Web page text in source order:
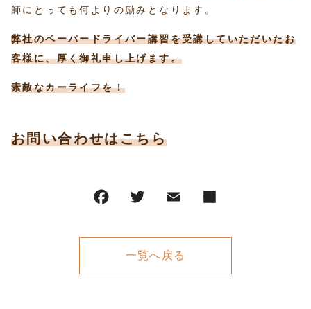
師にとっても何よりの励みとなります。
弊社のペーパードライバー講習を受講していただいたお
客様に、厚く御礼申し上げます。
素敵なカーライフを！
お問い合わせはこちら
一覧へ戻る